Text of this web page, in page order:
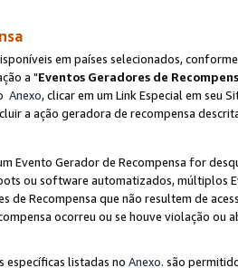
em países selecionados,
a "Eventos Geradores de
Anexo, clicar em um Link Especial em seu
a ação geradora de recompensa
Evento Gerador de Recompensa for
ou software automatizados, múltiplos
Recompensa que não resultem de
ocorreu ou se houve violação ou
específicas listadas no Anexo. são